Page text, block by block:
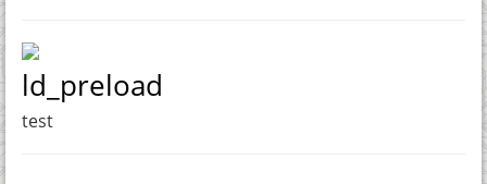
ld_preload
test